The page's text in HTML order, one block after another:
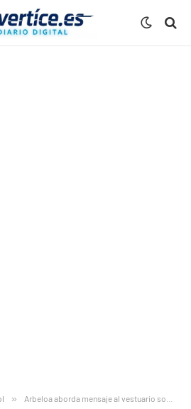
» Arbeloa aborda mensaje al vestuario sobre pitadas en el Bernabéu